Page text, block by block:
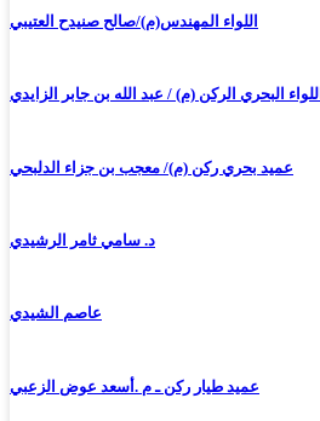
اللواء المهندس(م)/صالح صنيدح العتيبي
اللواء البحري الركن (م) / عبد الله بن جابر الزايدي
عميد بحري ركن (م)/ معجب بن جزاء الدلبحي
د. سامي ثامر الرشيدي
عاصم الشيدي
عميد طيار ركن ـ م .أسعد عوض الزعبي